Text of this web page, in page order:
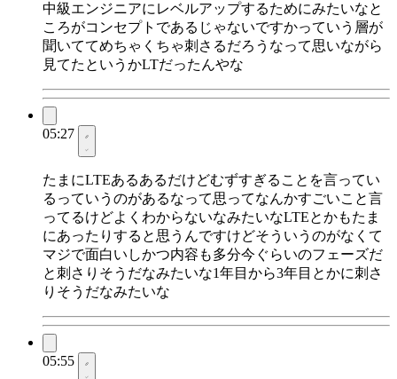
中級エンジニアにレベルアップするためにみたいなと
ころがコンセプトであるじゃないですかっていう層が
聞いててめちゃくちゃ刺さるだろうなって思いながら
見てたというかLTだったんやな
05:27
たまにLTEあるあるだけどむずすぎることを言ってい
るっていうのがあるなって思ってなんかすごいこと言
ってるけどよくわからないなみたいなLTEとかもたま
にあったりすると思うんですけどそういうのがなくて
マジで面白いしかつ内容も多分今ぐらいのフェーズだ
と刺さりそうだなみたいな1年目から3年目とかに刺さ
りそうだなみたいな
05:55